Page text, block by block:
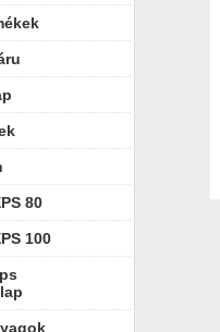
80
100